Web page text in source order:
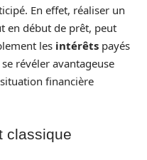
En effet, réaliser un
en début de prêt, peut
les intérêts payés
révéler avantageuse
financière
classique